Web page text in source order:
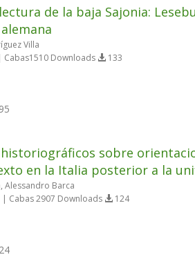
de la baja Sajonia:
Villa
Downloads 133
sobre
en la Italia posterior a la
Alessandro Barca
Cabas 2907 Downloads 124